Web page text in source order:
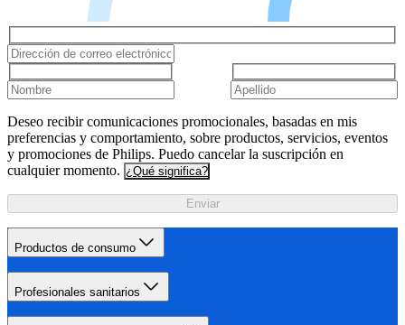
Deseo recibir comunicaciones promocionales, basadas en mis
preferencias y comportamiento, sobre productos, servicios, eventos
y promociones de Philips. Puedo cancelar la suscripción en
cualquier momento. ¿Qué significa?
Enviar
Productos de consumo
Profesionales sanitarios